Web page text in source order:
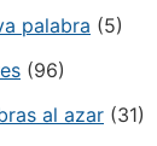
palabra (5)
(96)
al azar (31)